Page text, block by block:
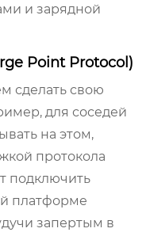
и зарядной
Point Protocol)
сделать свою
для соседей
на этом,
протокола
подключить
платформе
запертым в